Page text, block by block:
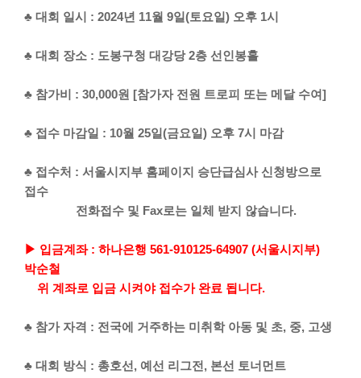
♣ 대회 일시 : 2024년 11월 9일(토요일) 오후 1시
♣ 대회 장소 : 도봉구청 대강당 2층 선인봉홀
♣ 참가비 : 30,000원 [참가자 전원 트로피 또는 메달 수여]
♣ 접수 마감일 : 10월 25일(금요일) 오후 7시 마감
♣ 접수처 : 서울시지부 홈페이지 승단급심사 신청방으로
접수
전화접수 및 Fax로는 일체 받지 않습니다.
▶ 입금계좌 : 하나은행 561-910125-64907 (서울시지부)
박순철
위 계좌로 입금 시켜야 접수가 완료 됩니다.
♣ 참가 자격 : 전국에 거주하는 미취학 아동 및 초, 중, 고생
♣ 대회 방식 : 총호선, 예선 리그전, 본선 토너먼트